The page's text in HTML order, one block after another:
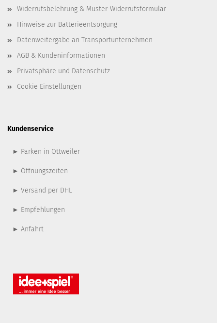
Widerrufsbelehrung & Muster-Widerrufsformular
Hinweise zur Batterieentsorgung
Datenweitergabe an Transportunternehmen
AGB & Kundeninformationen
Privatsphäre und Datenschutz
Cookie Einstellungen
Kundenservice
► Parken in Ottweiler
► Öffnungszeiten
► Versand per DHL
► Empfehlungen
► Anfahrt